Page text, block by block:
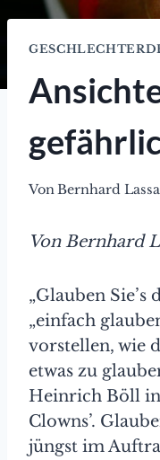
VonBernhard
Von Bernhard
„Glauben Sie’s
„einfach
vorstellen, wie
etwas zu
Heinrich Böll in
Clowns’.
jüngst im